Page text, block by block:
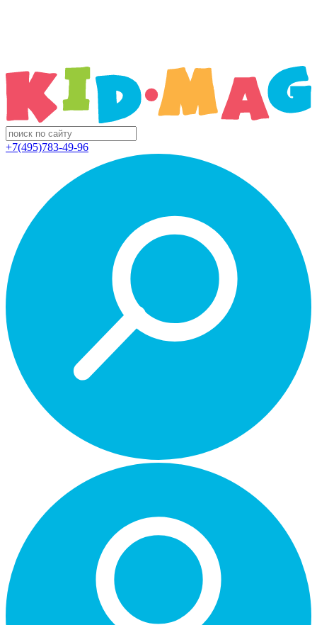
+7(495)783-49-96